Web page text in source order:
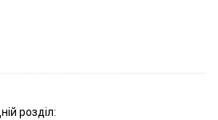
розділ: